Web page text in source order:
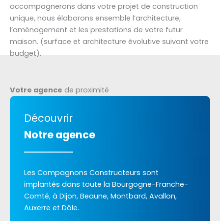
accompagnerons dans votre projet de construction
unique, nous élaborons ensemble l’architecture,
l’aménagement et les prestations de votre futur
maison. (surface et architecture évolutive suivant votre
budget).
Votre agence de proximité
Découvrir
Notre agence
Les Compagnons Constructeurs sont
implantés dans toute la Bourgogne-Franche-
Comté, à Dijon, Beaune, Montbard, Avallon,
Auxerre et Dôle.